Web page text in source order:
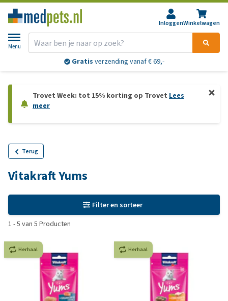
InloggenWinkelwagen
Menu
Gratis verzending vanaf € 69,-
Trovet Week: tot 15% korting op Trovet Lees
meer
Terug
Vitakraft Yums
Filter en sorteer
1 -5 van 5 Producten
Herhaal Herhaal